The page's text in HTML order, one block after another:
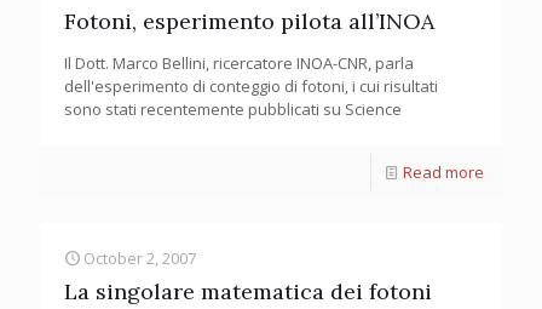
Fotoni, esperimento pilota all’INOA
Il Dott. Marco Bellini, ricercatore INOA-CNR, parla
dell'esperimento di conteggio di fotoni, i cui risultati
sono stati recentemente pubblicati su Science
Read more
October 2, 2007
La singolare matematica dei fotoni